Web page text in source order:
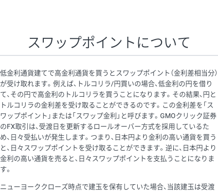
スワップポイントについて
低金利通貨建てで高金利通貨を買うとスワップポイント（金利差相当分）
が受け取れます。例えば、トルコリラ/円買いの場合、低金利の円を借り
て、その円で高金利のトルコリラを買うことになります。その結果、円と
トルコリラの金利差を受け取ることができるのです。この金利差を「ス
ワップポイント」または「スワップ金利」と呼びます。GMOクリック証券
のFX取引は、受渡日を更新するロールオーバー方式を採用しているた
め、日々受払いが発生します。つまり、日本円より金利の高い通貨を買う
と、日々スワップポイントを受け取ることができます。逆に、日本円より
金利の高い通貨を売ると、日々スワップポイントを支払うことになりま
す。
ニューヨーククローズ時点で建玉を保有していた場合、当該建玉は受渡